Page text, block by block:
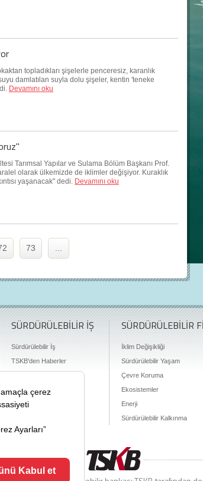
topladıkları şişelerle penceresiz, karanlık
damlatılan suyla dolu şişeler, kentin 'teneke
Devamını oku
Tarımsal Yapılar ve Sulama Bölüm Başkanı Prof.
olarak ülkemizde de iklimler değişiyor. Kuraklık
yaşanacak" dedi. Devamını oku
73
SÜRDÜRÜLEBİLİR İŞ
Sürdürülebilir İş
TSKB'den Haberler
SÜRDÜRÜLEBİLİR
İklim Değişikliği
Sürdürülebilir Yaşam
Çevre Koruma
Ekosistemler
Enerji
Sürdürülebilir Kalkınma